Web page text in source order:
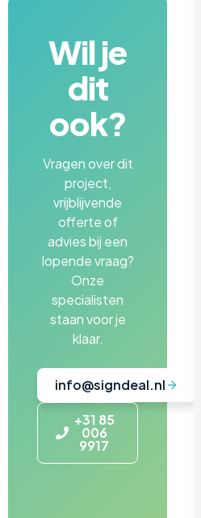
Wil je
dit
ook?
Vragen over dit
project,
vrijblijvende
offerte of
advies bij een
lopende vraag?
Onze
specialisten
staan voor je
klaar.
info@signdeal.nl
+31 85
006
9917